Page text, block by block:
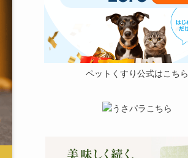
ペットくすり公式はこちら
うさパラこちら